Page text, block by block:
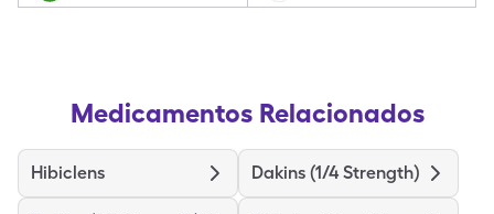
Medicamentos Relacionados
Hibiclens Dakins (1/4 Strength)